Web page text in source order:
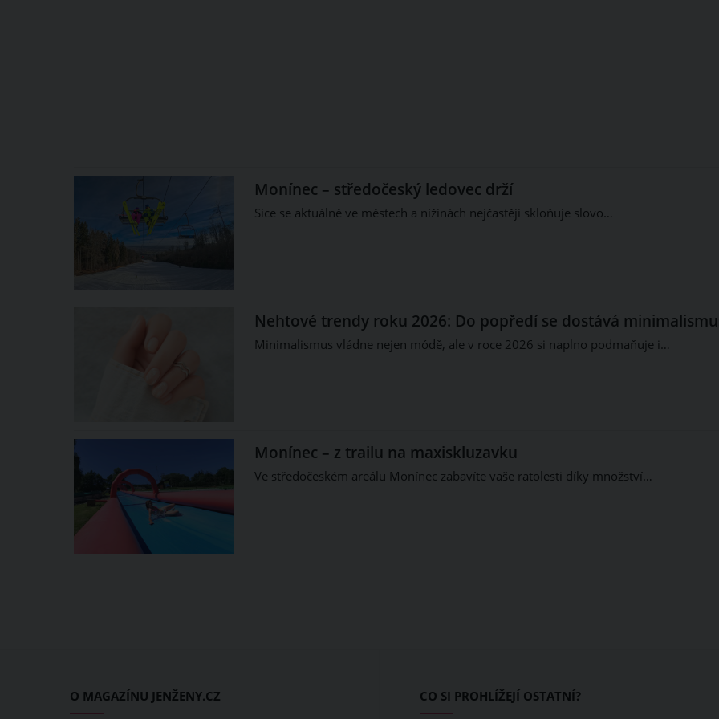
Monínec – středočeský ledovec drží
Sice se aktuálně ve městech a nížinách nejčastěji skloňuje slovo…
Nehtové trendy roku 2026: Do popředí se dostává
Minimalismus vládne nejen módě, ale v roce 2026 si naplno podmaňuje i…
Monínec – z trailu na maxiskluzavku
Ve středočeském areálu Monínec zabavíte vaše ratolesti díky množství…
CO SI PROHLÍŽEJÍ OSTATNÍ?
O MAGAZÍNU JENŽENY.CZ